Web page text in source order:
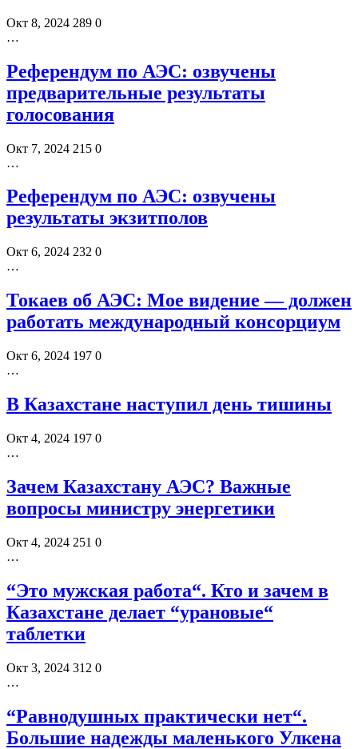
Окт 8, 2024 289 0
…
Референдум по АЭС: озвучены
предварительные результаты
голосования
Окт 7, 2024 215 0
…
Референдум по АЭС: озвучены
результаты экзитполов
Окт 6, 2024 232 0
…
Токаев об АЭС: Мое видение — должен
работать международный консорциум
Окт 6, 2024 197 0
…
В Казахстане наступил день тишины
Окт 4, 2024 197 0
…
Зачем Казахстану АЭС? Важные
вопросы министру энергетики
Окт 4, 2024 251 0
…
“Это мужская работа“. Кто и зачем в
Казахстане делает “урановые“
таблетки
Окт 3, 2024 312 0
…
“Равнодушных практически нет“.
Большие надежды маленького Улкена